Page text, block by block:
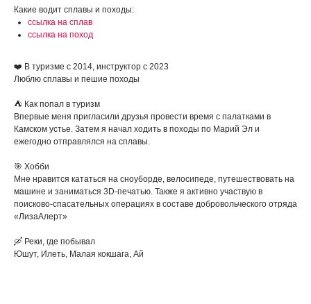
Какие водит сплавы и походы:
ссылка на сплав
ссылка на поход
❤️ В туризме с 2014, инструктор с 2023
Люблю сплавы и пешие походы
⛺ Как попал в туризм
Впервые меня пригласили друзья провести время с палатками в
Камском устье. Затем я начал ходить в походы по Марий Эл и
ежегодно отправлялся на сплавы.
🎯 Хобби
Мне нравится кататься на сноуборде, велосипеде, путешествовать на
машине и заниматься 3D-печатью. Также я активно участвую в
поисково-спасательных операциях в составе добровольческого отряда
«ЛизаАлерт»
🛶 Реки, где побывал
Юшут, Илеть, Малая кокшага, Ай